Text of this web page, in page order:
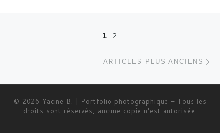
Posts navigation1
2
ARTICLES PLUS ANCIENS
© 2026 Yacine B. | Portfolio photographique – Tous les
droits sont réservés, aucune copie n'est autorisée.